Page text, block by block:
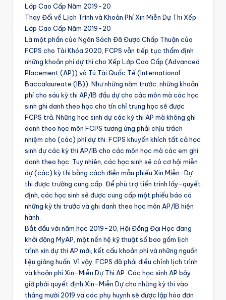
Lớp Cao Cấp Năm 2019-20
Thay Đổi về Lịch Trình và Khoản Phí Xin Miễn Dự Thi Xếp
Lớp Cao Cấp Năm 2019-20
Là một phần của Ngân Sách Đã Được Chấp Thuận của
FCPS cho Tài Khóa 2020, FCPS vẫn tiếp tục thẩm định
những khoản phí dự thi cho Xếp Lớp Cao Cấp (Advanced
Placement (AP)) và Tú Tài Quốc Tế (International
Baccalaureate (IB)). Như những năm trước, những khoản
phí cho sáu kỳ thi AP/IB đầu dự cho các môn mà các học
sinh ghi danh theo học cho tín chỉ trung học sẽ được
FCPS trả. Những học sinh dự các kỳ thi AP mà không ghi
danh theo học môn FCPS tương ứng phải chịu trách
nhiệm cho (các) phí dự thi. FCPS khuyến khích tất cả học
sinh dự các kỳ thi AP/IB cho các môn học mà các em ghi
danh theo học. Tuy nhiên, các học sinh sẽ có cơ hội miễn
dự (các) kỳ thi bằng cách điền mẫu phiếu Xin Miễn-Dự
thi được trường cung cấp. Để phù trợ tiến trình lấy-quyết
định, các học sinh sẽ được cung cấp một phiếu báo có
những kỳ thi trước và ghi danh theo học môn AP/IB hiện
hành.
Bắt đầu với năm học 2019-20, Hội Đồng Đại Học đang
khởi động MyAP, một nền hệ kỹ thuật số bao gồm lịch
trình xin dự thi AP mới, kết cấu khoản phí và những nguồn
liệu giảng huấn. Vì vậy, FCPS đã phải điều chỉnh lịch trình
và khoản phí Xin-Miễn Dự Thi AP. Các học sinh AP bây
giờ phải quyết định Xin-Miễn Dự cho những kỳ thi vào
tháng mười 2019 và các phụ huynh sẽ được lập hóa đơn